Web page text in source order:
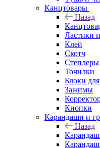
Канцтовары
Назад
Ластики
Клей
Скотч
Степлеры
Точилки
Блоки
Зажимы
Кнопки
Карандаши и
Назад